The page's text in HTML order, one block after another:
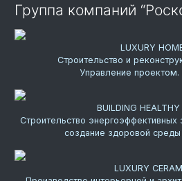
Группа компаний
LUXURY
Строительство и
Управление проектом.
BUILDING HEALTHY
Строительство
создание здоровой
LUXURY